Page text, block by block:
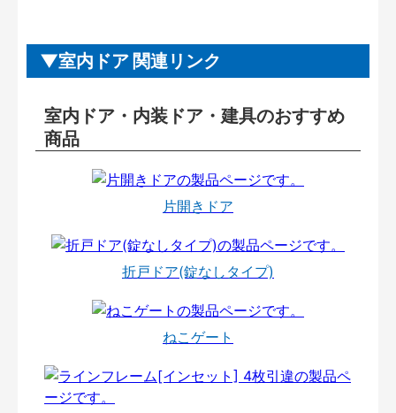
室内ドア 関連リンク
室内ドア・内装ドア・建具のおすすめ
商品
片開きドア
折戸ドア(錠なしタイプ)
ねこゲート